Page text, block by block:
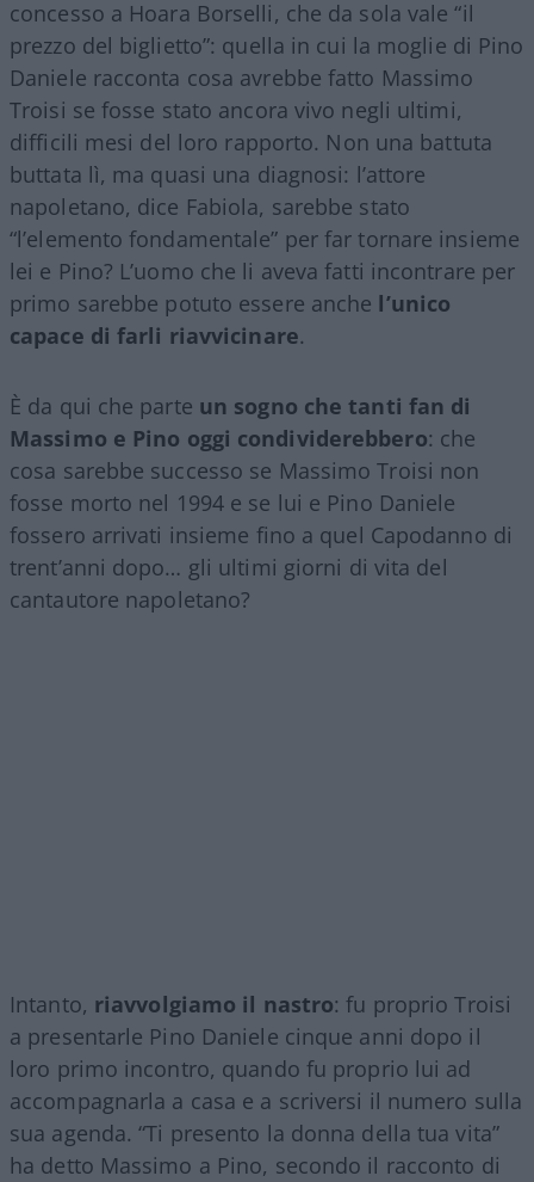
concesso a Hoara Borselli, che da sola vale “il
prezzo del biglietto”: quella in cui la moglie di Pino
Daniele racconta cosa avrebbe fatto Massimo
Troisi se fosse stato ancora vivo negli ultimi,
difficili mesi del loro rapporto. Non una battuta
buttata lì, ma quasi una diagnosi: l’attore
napoletano, dice Fabiola, sarebbe stato
“l’elemento fondamentale” per far tornare insieme
lei e Pino? L’uomo che li aveva fatti incontrare per
primo sarebbe potuto essere anche l’unico
capace di farli riavvicinare.
È da qui che parte un sogno che tanti fan di
Massimo e Pino oggi condividerebbero: che
cosa sarebbe successo se Massimo Troisi non
fosse morto nel 1994 e se lui e Pino Daniele
fossero arrivati insieme fino a quel Capodanno di
trent’anni dopo… gli ultimi giorni di vita del
cantautore napoletano?
Intanto, riavvolgiamo il nastro: fu proprio Troisi
a presentarle Pino Daniele cinque anni dopo il
loro primo incontro, quando fu proprio lui ad
accompagnarla a casa e a scriversi il numero sulla
sua agenda. “Ti presento la donna della tua vita”
ha detto Massimo a Pino, secondo il racconto di